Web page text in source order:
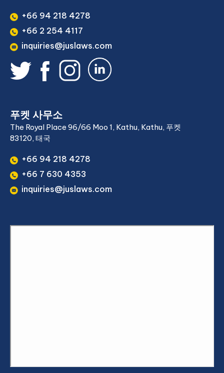
+66 94 218 4278
+66 2 254 4117
inquiries@juslaws.com
푸켓 사무소
The Royal Place 96/66 Moo 1, Kathu, Kathu, 푸켓
83120, 태국
+66 94 218 4278
+66 7 630 4353
inquiries@juslaws.com